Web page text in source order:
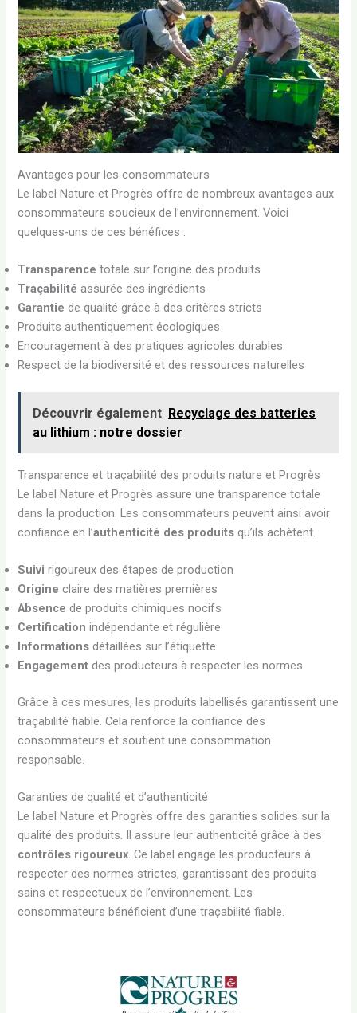
Avantages pour les consommateurs
Le label Nature et Progrès offre de nombreux avantages aux
consommateurs soucieux de l’environnement. Voici
quelques-uns de ces bénéfices :
Transparence totale sur l’origine des produits
Traçabilité assurée des ingrédients
Garantie de qualité grâce à des critères stricts
Produits authentiquement écologiques
Encouragement à des pratiques agricoles durables
Respect de la biodiversité et des ressources naturelles
Découvrir également Recyclage des batteries
au lithium : notre dossier
Transparence et traçabilité des produits nature et Progrès
Le label Nature et Progrès assure une transparence totale
dans la production. Les consommateurs peuvent ainsi avoir
confiance en l’authenticité des produits qu’ils achètent.
Suivi rigoureux des étapes de production
Origine claire des matières premières
Absence de produits chimiques nocifs
Certification indépendante et régulière
Informations détaillées sur l’étiquette
Engagement des producteurs à respecter les normes
Grâce à ces mesures, les produits labellisés garantissent une
traçabilité fiable. Cela renforce la confiance des
consommateurs et soutient une consommation
responsable.
Garanties de qualité et d’authenticité
Le label Nature et Progrès offre des garanties solides sur la
qualité des produits. Il assure leur authenticité grâce à des
contrôles rigoureux. Ce label engage les producteurs à
respecter des normes strictes, garantissant des produits
sains et respectueux de l’environnement. Les
consommateurs bénéficient d’une traçabilité fiable.